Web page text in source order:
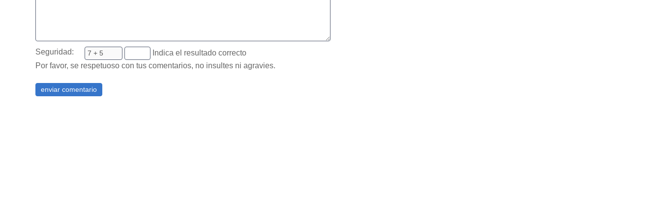
Seguridad:
Indica el resultado correcto
Por favor, se respetuoso con tus comentarios, no insultes ni agravies.